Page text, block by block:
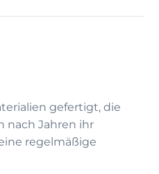
gefertigt, die
nach Jahren ihr
regelmäßige